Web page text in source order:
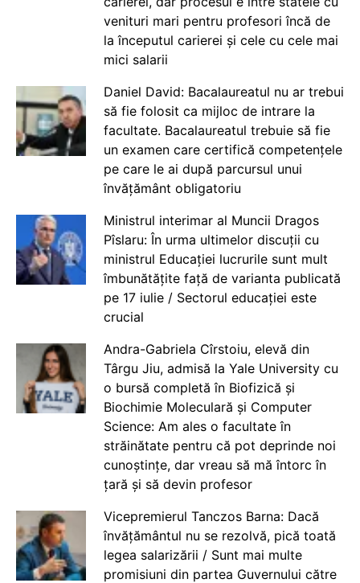
venituri mari pentru profesori încă de
la începutul carierei și cele cu cele mai
mici salarii
Daniel David: Bacalaureatul nu ar trebui
să fie folosit ca mijloc de intrare la
facultate. Bacalaureatul trebuie să fie
un examen care certifică competențele
pe care le ai după parcursul unui
învățământ obligatoriu
Ministrul interimar al Muncii Dragos
Pîslaru: În urma ultimelor discuții cu
ministrul Educației lucrurile sunt mult
îmbunătățite față de varianta publicată
pe 17 iulie / Sectorul educației este
crucial
Andra-Gabriela Cîrstoiu, elevă din
Târgu Jiu, admisă la Yale University cu
o bursă completă în Biofizică și
Biochimie Moleculară și Computer
Science: Am ales o facultate în
străinătate pentru că pot deprinde noi
cunoștințe, dar vreau să mă întorc în
țară și să devin profesor
Vicepremierul Tanczos Barna: Dacă
învățământul nu se rezolvă, pică toată
legea salarizării / Sunt mai multe
promisiuni din partea Guvernului către